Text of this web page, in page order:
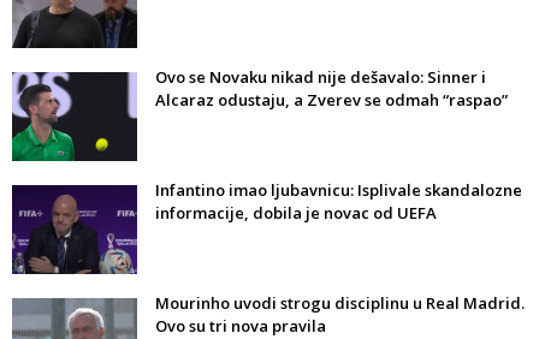
Ovo se Novaku nikad nije dešavalo: Sinner i
Alcaraz odustaju, a Zverev se odmah “raspao”
Infantino imao ljubavnicu: Isplivale skandalozne
informacije, dobila je novac od UEFA
Mourinho uvodi strogu disciplinu u Real Madrid.
Ovo su tri nova pravila